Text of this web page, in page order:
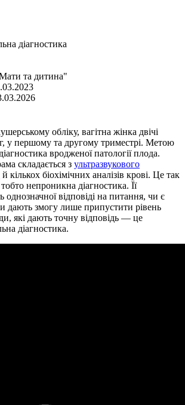
діагностика
та дитина"
обліку, вагітна жінка двічі
у першому та другому триместрі. Метою
вродженої патології плода.
складається з ультразвукового
й кількох біохімічних аналізів крові. Це так
непроникна діагностика. Її
однозначної відповіді на питання, чи є
дають змогу лише припустити рівень
які дають точну відповідь — це
діагностика.